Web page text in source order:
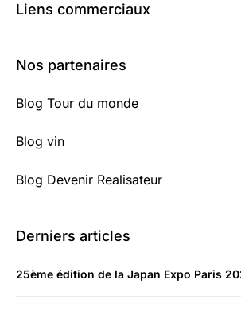
Liens commerciaux
Nos partenaires
Blog Tour du monde
Blog vin
Blog Devenir Realisateur
Derniers articles
25ème édition de la Japan Expo Paris